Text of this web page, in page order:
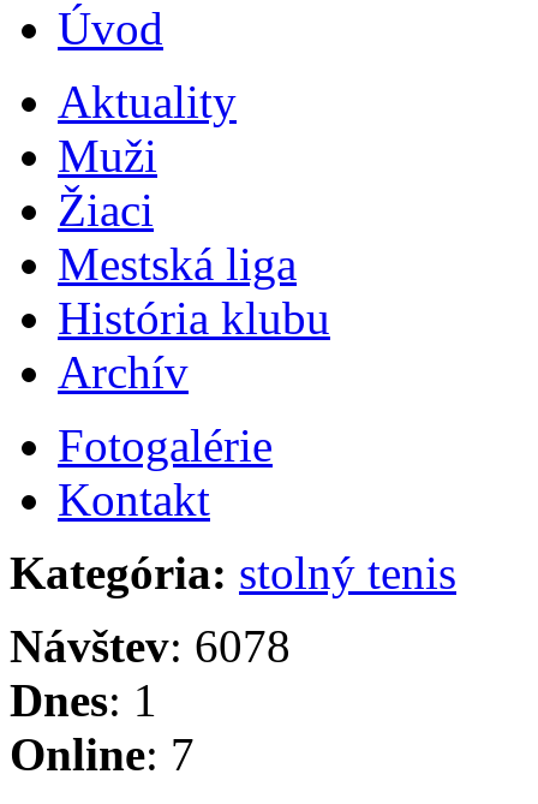
Úvod
Aktuality
Muži
Žiaci
Mestská liga
História klubu
Archív
Fotogalérie
Kontakt
Kategória: stolný tenis
Návštev: 6078
Dnes: 1
Online: 7